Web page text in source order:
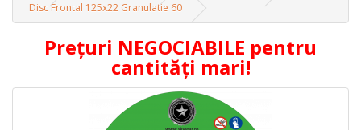
Disc Frontal 125x22 Granulatie 60
Prețuri NEGOCIABILE pentru
cantități mari!